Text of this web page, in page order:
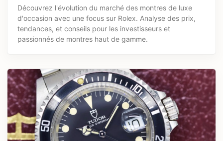
Découvrez l'évolution du marché des montres de luxe
d'occasion avec une focus sur Rolex. Analyse des prix,
tendances, et conseils pour les investisseurs et
passionnés de montres haut de gamme.